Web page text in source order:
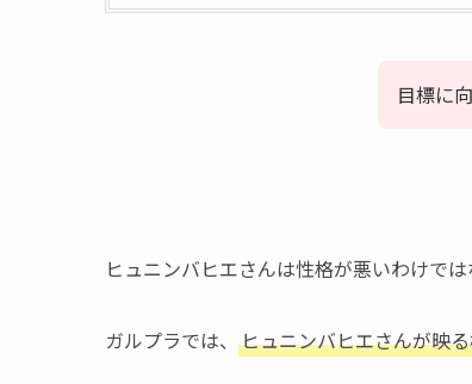
目標に
ヒュニンバヒエさんは性格が悪いわけでは
ガルプラでは、 ヒュニンバヒエさんが映